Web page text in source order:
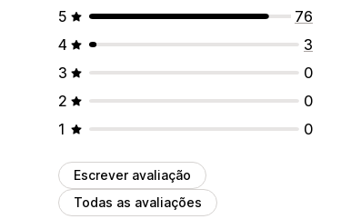
5
76
4
3
3
0
2
0
1
0
Escrever avaliação
Todas as avaliações